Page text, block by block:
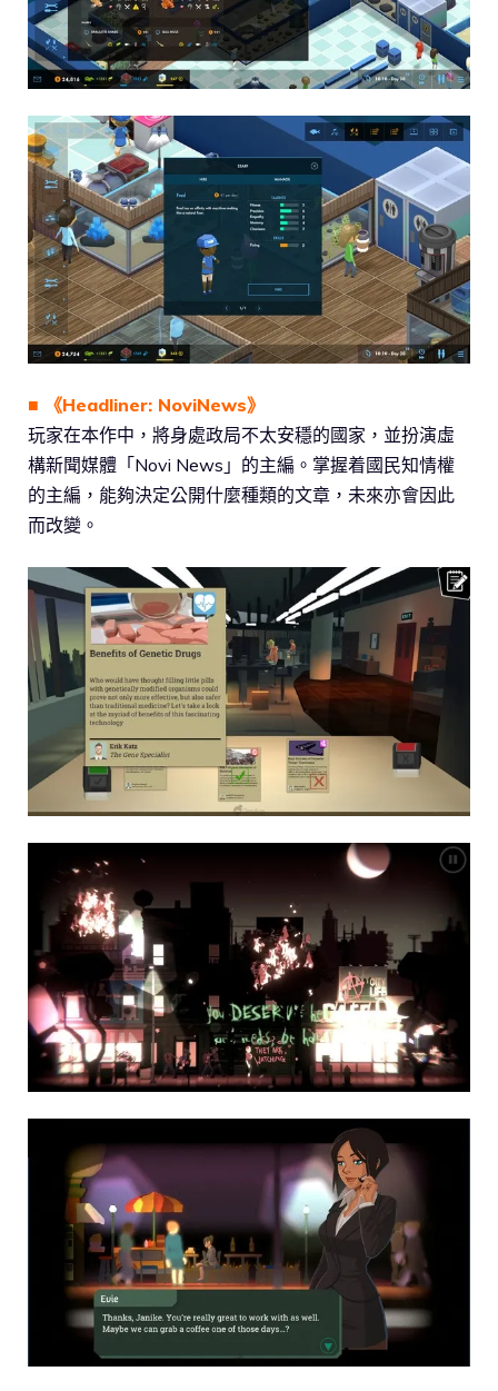
■ 《Headliner: NoviNews》
玩家在本作中，將身處政局不太安穩的國家，並扮演虛
構新聞媒體「Novi News」的主編。掌握着國民知情權
的主編，能夠決定公開什麼種類的文章，未來亦會因此
而改變。